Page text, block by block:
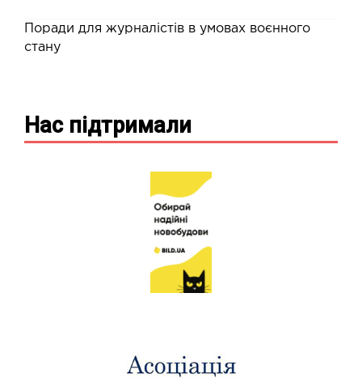
Поради для журналістів в умовах воєнного
стану
Нас підтримали